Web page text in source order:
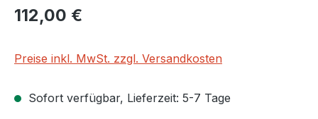
Regulärer Preis:
112,00 €
Preise inkl. MwSt. zzgl. Versandkosten
Sofort verfügbar, Lieferzeit: 5-7 Tage